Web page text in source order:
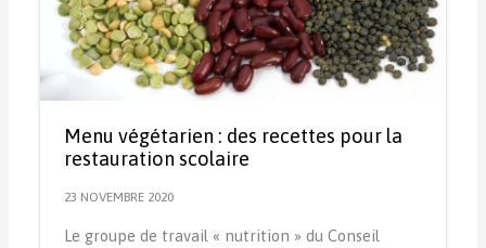
Menu végétarien : des recettes pour la
restauration scolaire
23 NOVEMBRE 2020
Le groupe de travail « nutrition » du Conseil